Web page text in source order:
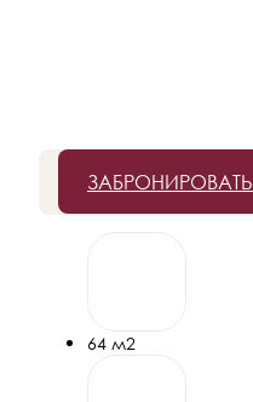
ЗАБРОНИРОВАТЬ
64 м2